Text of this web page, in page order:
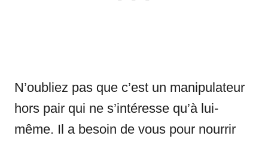
N’oubliez pas que c’est un manipulateur
hors pair qui ne s’intéresse qu’à lui-
même. Il a besoin de vous pour nourrir